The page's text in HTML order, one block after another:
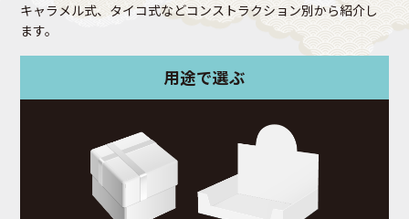
キャラメル式、タイコ式などコンストラクション別から紹介し
ます。
用途で選ぶ